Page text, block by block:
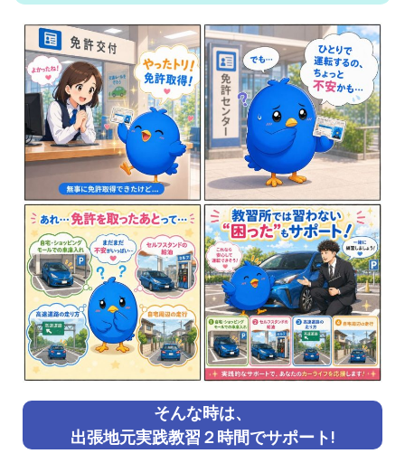
そんな時は、
出張地元実践教習２時間でサポート!